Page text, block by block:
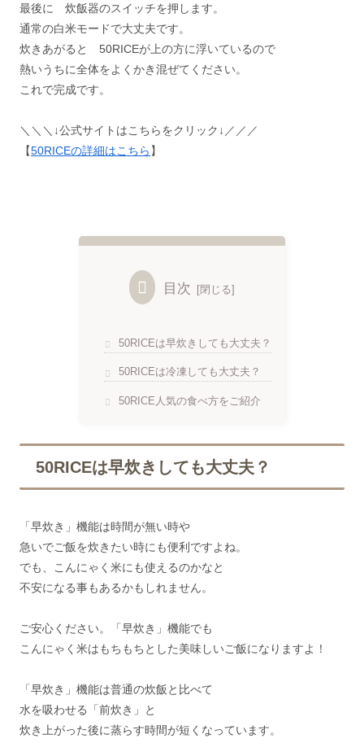
最後に 炊飯器のスイッチを押します。
通常の白米モードで大丈夫です。
炊きあがると 50RICEが上の方に浮いているので
熱いうちに全体をよくかき混ぜてください。
これで完成です。
＼＼＼↓公式サイトはこちらをクリック↓／／／
【50RICEの詳細はこちら 】
目次
50RICEは早炊きしても大丈夫？
50RICEは冷凍しても大丈夫？
50RICE人気の食べ方をご紹介
50RICEは早炊きしても大丈夫？
「早炊き」機能は時間が無い時や
急いでご飯を炊きたい時にも便利ですよね。
でも、こんにゃく米にも使えるのかなと
不安になる事もあるかもしれません。
ご安心ください。「早炊き」機能でも
こんにゃく米はもちもちとした美味しいご飯になりますよ！
「早炊き」機能は普通の炊飯と比べて
水を吸わせる「前炊き」と
炊き上がった後に蒸らす時間が短くなっています。